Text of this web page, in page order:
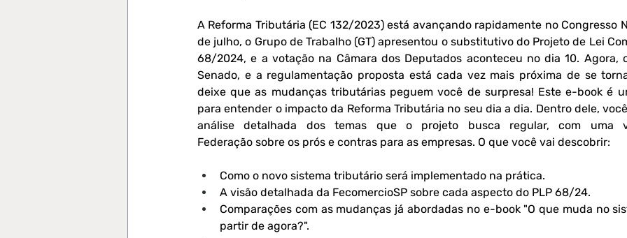
A Reforma Tributária (EC 132/2023) está avançando rapidamente no Congresso
de julho, o Grupo de Trabalho (GT) apresentou o substitutivo do Projeto de Lei
68/2024, e a votação na Câmara dos Deputados aconteceu no dia 10. Agora,
Senado, e a regulamentação proposta está cada vez mais próxima de se
deixe que as mudanças tributárias peguem você de surpresa! Este e-book é
para entender o impacto da Reforma Tributária no seu dia a dia. Dentro dele,
análise detalhada dos temas que o projeto busca regular, com uma
Federação sobre os prós e contras para as empresas. O que você vai descobrir:
Como o novo sistema tributário será implementado na prática.
A visão detalhada da FecomercioSP sobre cada aspecto do PLP 68/24.
Comparações com as mudanças já abordadas no e-book "O que muda no
partir de agora?".